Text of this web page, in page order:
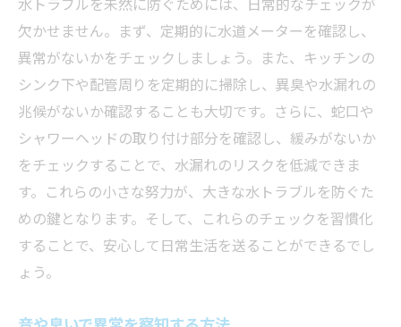
欠かせません。まず、定期的に水道メーターを確認し、
異常がないかをチェックしましょう。また、キッチンの
シンク下や配管周りを定期的に掃除し、異臭や水漏れの
兆候がないか確認することも大切です。さらに、蛇口や
シャワーヘッドの取り付け部分を確認し、緩みがないか
をチェックすることで、水漏れのリスクを低減できま
す。これらの小さな努力が、大きな水トラブルを防ぐた
めの鍵となります。そして、これらのチェックを習慣化
することで、安心して日常生活を送ることができるでし
ょう。